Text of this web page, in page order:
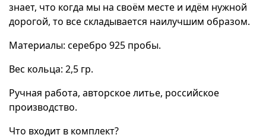
знает, что когда мы на своём месте и идём нужной
дорогой, то все складывается наилучшим образом.
Материалы: серебро 925 пробы.
Вес кольца: 2,5 гр.
Ручная работа, авторское литье, российское
производство.
Что входит в комплект?